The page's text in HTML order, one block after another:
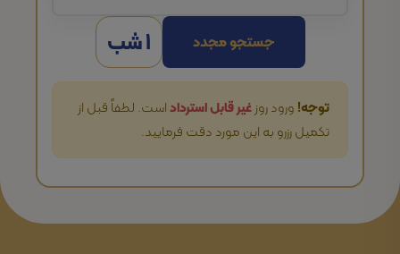
جستجو مجدد 1 شب
توجه!ورود روزغیر قابل استرداداست. لطفاً قبل از
تکمیل رزرو به این مورد دقت فرمایید.